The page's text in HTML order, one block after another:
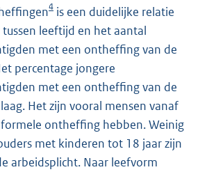
4 is een duidelijke relatie
leeftijd en het aantal
met een ontheffing van de
percentage jongere
met een ontheffing van de
Het zijn vooral mensen vanaf
ontheffing hebben. Weinig
met kinderen tot 18 jaar zijn
arbeidsplicht. Naar leefvorm